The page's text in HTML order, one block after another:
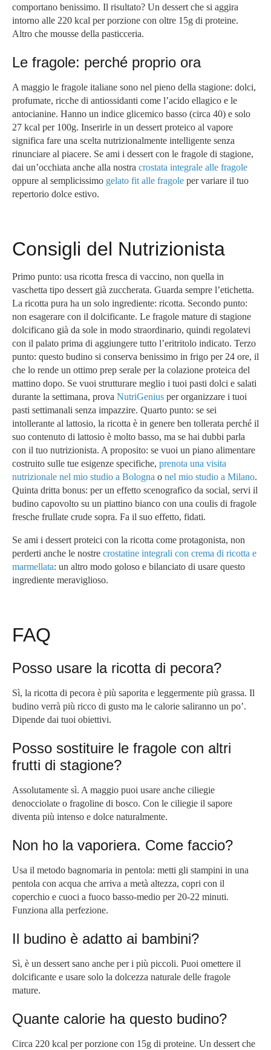
comportano benissimo. Il risultato? Un dessert che si aggira
intorno alle 220 kcal per porzione con oltre 15g di proteine.
Altro che mousse della pasticceria.
Le fragole: perché proprio ora
A maggio le fragole italiane sono nel pieno della stagione: dolci,
profumate, ricche di antiossidanti come l’acido ellagico e le
antocianine. Hanno un indice glicemico basso (circa 40) e solo
27 kcal per 100g. Inserirle in un dessert proteico al vapore
significa fare una scelta nutrizionalmente intelligente senza
rinunciare al piacere. Se ami i dessert con le fragole di stagione,
dai un’occhiata anche alla nostra crostata integrale alle fragole
oppure al semplicissimo gelato fit alle fragole per variare il tuo
repertorio dolce estivo.
Consigli del Nutrizionista
Primo punto: usa ricotta fresca di vaccino, non quella in
vaschetta tipo dessert già zuccherata. Guarda sempre l’etichetta.
La ricotta pura ha un solo ingrediente: ricotta. Secondo punto:
non esagerare con il dolcificante. Le fragole mature di stagione
dolcificano già da sole in modo straordinario, quindi regolatevi
con il palato prima di aggiungere tutto l’eritritolo indicato. Terzo
punto: questo budino si conserva benissimo in frigo per 24 ore, il
che lo rende un ottimo prep serale per la colazione proteica del
mattino dopo. Se vuoi strutturare meglio i tuoi pasti dolci e salati
durante la settimana, prova NutriGenius per organizzare i tuoi
pasti settimanali senza impazzire. Quarto punto: se sei
intollerante al lattosio, la ricotta è in genere ben tollerata perché il
suo contenuto di lattosio è molto basso, ma se hai dubbi parla
con il tuo nutrizionista. A proposito: se vuoi un piano alimentare
costruito sulle tue esigenze specifiche, prenota una visita
nutrizionale nel mio studio a Bologna o nel mio studio a Milano.
Quinta dritta bonus: per un effetto scenografico da social, servi il
budino capovolto su un piattino bianco con una coulis di fragole
fresche frullate crude sopra. Fa il suo effetto, fidati.
Se ami i dessert proteici con la ricotta come protagonista, non
perderti anche le nostre crostatine integrali con crema di ricotta e
marmellata: un altro modo goloso e bilanciato di usare questo
ingrediente meraviglioso.
FAQ
Posso usare la ricotta di pecora?
Sì, la ricotta di pecora è più saporita e leggermente più grassa. Il
budino verrà più ricco di gusto ma le calorie saliranno un po’.
Dipende dai tuoi obiettivi.
Posso sostituire le fragole con altri
frutti di stagione?
Assolutamente sì. A maggio puoi usare anche ciliegie
denocciolate o fragoline di bosco. Con le ciliegie il sapore
diventa più intenso e dolce naturalmente.
Non ho la vaporiera. Come faccio?
Usa il metodo bagnomaria in pentola: metti gli stampini in una
pentola con acqua che arriva a metà altezza, copri con il
coperchio e cuoci a fuoco basso-medio per 20-22 minuti.
Funziona alla perfezione.
Il budino è adatto ai bambini?
Sì, è un dessert sano anche per i più piccoli. Puoi omettere il
dolcificante e usare solo la dolcezza naturale delle fragole
mature.
Quante calorie ha questo budino?
Circa 220 kcal per porzione con 15g di proteine. Un dessert che